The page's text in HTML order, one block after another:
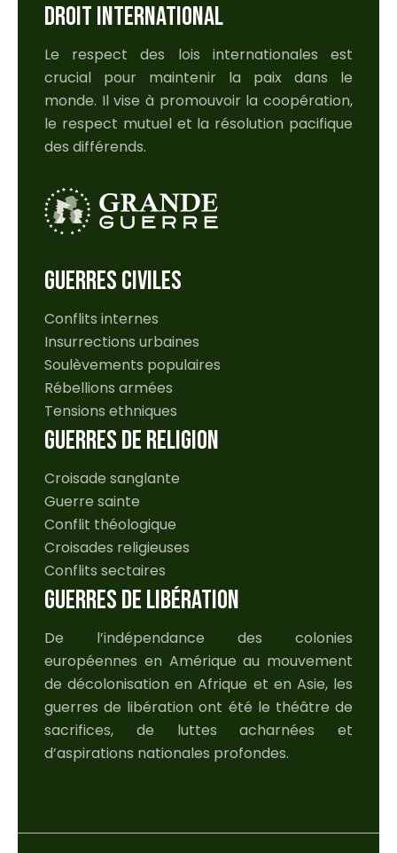
DROIT INTERNATIONAL
Le respect des lois internationales est
crucial pour maintenir la paix dans le
monde. Il vise à promouvoir la coopération,
le respect mutuel et la résolution pacifique
des différends.
GUERRES CIVILES
Conflits internes
Insurrections urbaines
Soulèvements populaires
Rébellions armées
Tensions ethniques
GUERRES DE RELIGION
Croisade sanglante
Guerre sainte
Conflit théologique
Croisades religieuses
Conflits sectaires
GUERRES DE LIBÉRATION
De l’indépendance des colonies
européennes en Amérique au mouvement
de décolonisation en Afrique et en Asie, les
guerres de libération ont été le théâtre de
sacrifices, de luttes acharnées et
d’aspirations nationales profondes.